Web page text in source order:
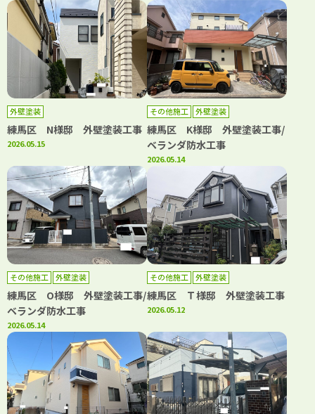
外壁塗装
練馬区 N様邸 外壁塗装工事
2026.05.15
その他施工 外壁塗装
練馬区 K様邸 外壁塗装工事/
ベランダ防水工事
2026.05.14
その他施工 外壁塗装
練馬区 O様邸 外壁塗装工事/
ベランダ防水工事
2026.05.14
その他施工 外壁塗装
練馬区 Ｔ様邸 外壁塗装工事
2026.05.12